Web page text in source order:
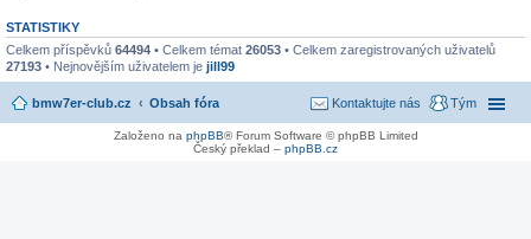
STATISTIKY
Celkem příspěvků 64494 • Celkem témat 26053 • Celkem zaregistrovaných uživatelů
27193 • Nejnovějším uživatelem je jill99
bmw7er-club.cz Obsah fóra Tým
Kontaktujte nás
Založeno na phpBB® Forum Software © phpBB Limited
Český překlad – phpBB.cz